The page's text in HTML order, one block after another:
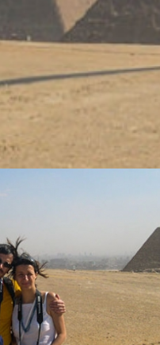
los mejores precios
nosotros a este
a Egipto. Tenemos